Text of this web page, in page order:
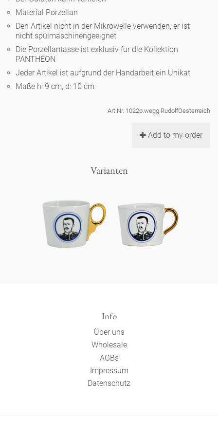
Ozean
Humor
klassische Musiker
zeitgenössische Musiker
Espressotassen 'Glam'
Runde Teller - weiß
Ovale Teller - weiß
Runde Teller 'de Luxe'
Tiefe Teller - weiß
Ovale Teller 'de Luxe'
Lange Teller 'de Luxe'
Noël
Vasen
Fressnapf
Korb 'de Luxe'
Schalen 'de Luxe'
Hände und Füße
Bad
Schnickschnack
Räucherstäbchenhalter
Unpraktisch
Spielen
Dies & Das
Buchstaben
Besteck
Schachspiel Alice
Porzellanfiguren
Alices Schachspiel 'de Luxe'
noch mehr Figuren
Berliner Duft
Material Porzellan
Den Artikel nicht in der Mikrowelle verwenden, er ist
nicht spülmaschinengeeignet
Die Porzellantasse ist exklusiv für die Kollektion
PANTHÉON
Jeder Artikel ist aufgrund der Handarbeit ein Unikat
Maße h: 9 cm, d: 10 cm
Art.Nr. 1022p.wegg.RudolfOesterreich
Add to my order
Varianten
Info
Über uns
Wholesale
AGBs
Impressum
Datenschutz